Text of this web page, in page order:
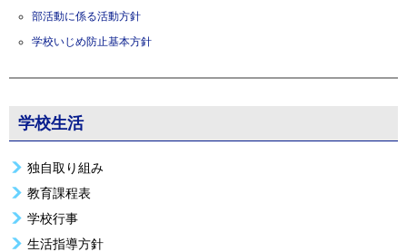
部活動に係る活動方針
学校いじめ防止基本方針
学校生活
独自取り組み
教育課程表
学校行事
生活指導方針